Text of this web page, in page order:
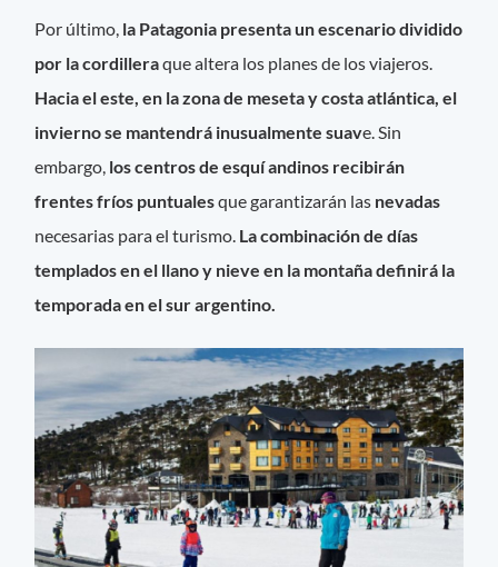
Por último, la Patagonia presenta un escenario dividido
por la cordilleraque altera los planes de los viajeros.
Hacia el este, en la zona de meseta y costa atlántica, el
invierno se mantendrá inusualmente suave. Sin
embargo, los centros de esquí andinos recibirán
frentes fríos puntualesque garantizarán las nevadas
necesarias para el turismo. La combinación de días
templados en el llano y nieve en la montaña definirá la
temporada en el sur argentino.